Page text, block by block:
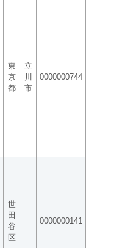
東
京
都
立
川
市
0000000744
世
田
谷
区
0000000141